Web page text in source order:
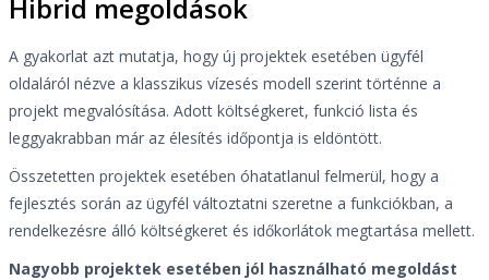
Hibrid megoldások
A gyakorlat azt mutatja, hogy új projektek esetében ügyfél
oldaláról nézve a klasszikus vízesés modell szerint történne a
projekt megvalósítása. Adott költségkeret, funkció lista és
leggyakrabban már az élesítés időpontja is eldöntött.
Összetetten projektek esetében óhatatlanul felmerül, hogy a
fejlesztés során az ügyfél változtatni szeretne a funkciókban, a
rendelkezésre álló költségkeret és időkorlátok megtartása mellett.
Nagyobb projektek esetében jól használható megoldást